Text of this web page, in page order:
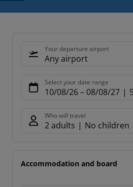
Your departure airport
Any airport
Select your date range
10/08/26– 08/08/27
Who will travel
2 adults No children
Accommodation and board